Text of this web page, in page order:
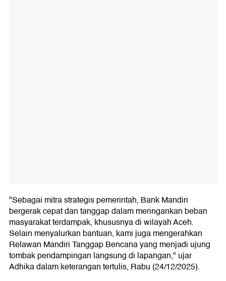
"Sebagai mitra strategis pemerintah, Bank Mandiri
bergerak cepat dan tanggap dalam meringankan beban
masyarakat terdampak, khususnya di wilayah Aceh.
Selain menyalurkan bantuan, kami juga mengerahkan
Relawan Mandiri Tanggap Bencana yang menjadi ujung
tombak pendampingan langsung di lapangan," ujar
Adhika dalam keterangan tertulis, Rabu (24/12/2025).